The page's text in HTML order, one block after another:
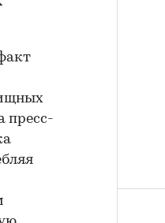
пресс-